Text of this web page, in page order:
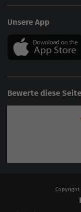
Unsere App
Bewerte diese Seite
Copyright